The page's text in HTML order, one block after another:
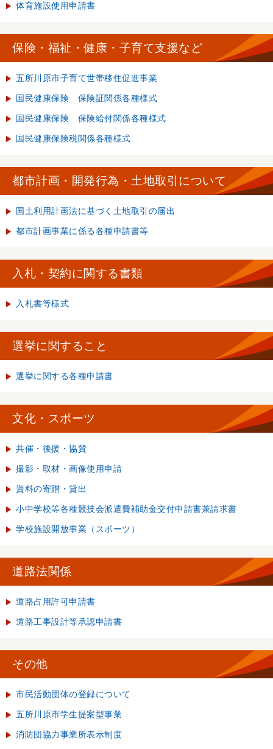
体育施設使用申請書
保険・福祉・健康・子育て支援など
五所川原市子育て世帯移住促進事業
国民健康保険 保険証関係各種様式
国民健康保険 保険給付関係各種様式
国民健康保険税関係各種様式
都市計画・開発行為・土地取引について
国土利用計画法に基づく土地取引の届出
都市計画事業に係る各種申請書等
入札・契約に関する書類
入札書等様式
選挙に関すること
選挙に関する各種申請書
文化・スポーツ
共催・後援・協賛
撮影・取材・画像使用申請
資料の寄贈・貸出
小中学校等各種競技会派遣費補助金交付申請書兼請求書
学校施設開放事業（スポーツ）
道路法関係
道路占用許可申請書
道路工事設計等承認申請書
その他
市民活動団体の登録について
五所川原市学生提案型事業
消防団協力事業所表示制度